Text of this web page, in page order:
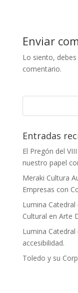
Enviar
Lo siento,
comentario.
Entradas
El Pregón del
nuestro papel
Meraki Cultura
Empresas con
Lumina
Cultural en Arte
Lumina
accesibilidad.
Toledo y su